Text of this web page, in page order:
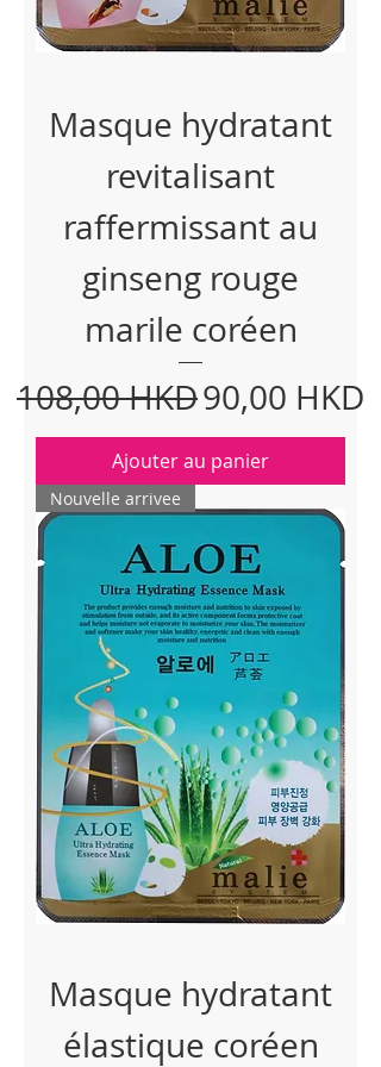
Masque hydratant
revitalisant
raffermissant au
ginseng rouge
marile coréen
Prix original
108,00 HKDPrix
90,00 HKD
Ajouter au panier
Nouvelle arrivee
Masque hydratant
élastique coréen